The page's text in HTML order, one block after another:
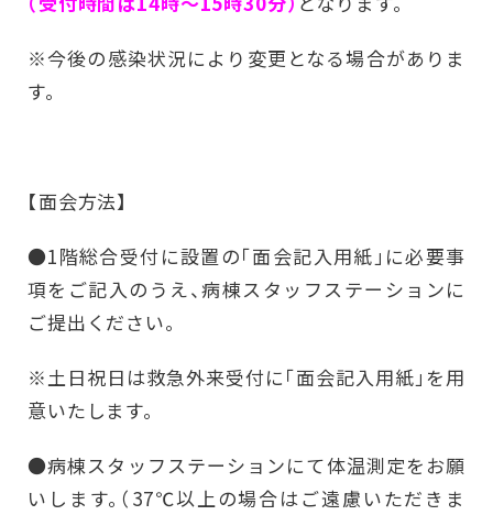
※今後の感染状況により変更となる場合がありま
す。
【面会方法】
●1階総合受付に設置の「面会記入用紙」に必要事
項をご記入のうえ、病棟スタッフステーションに
ご提出ください。
※土日祝日は救急外来受付に「面会記入用紙」を用
意いたします。
●病棟スタッフステーションにて体温測定をお願
いします。（37℃以上の場合はご遠慮いただきま